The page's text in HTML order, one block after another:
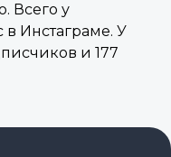
Всего у
в Инстаграме. У
и 177